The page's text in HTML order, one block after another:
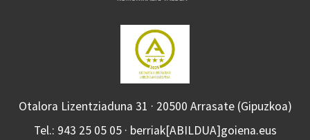
Otalora Lizentziaduna 31 · 20500 Arrasate (Gipuzkoa)
Tel.: 943 25 05 05 · berriak[ABILDUA]goiena.eus